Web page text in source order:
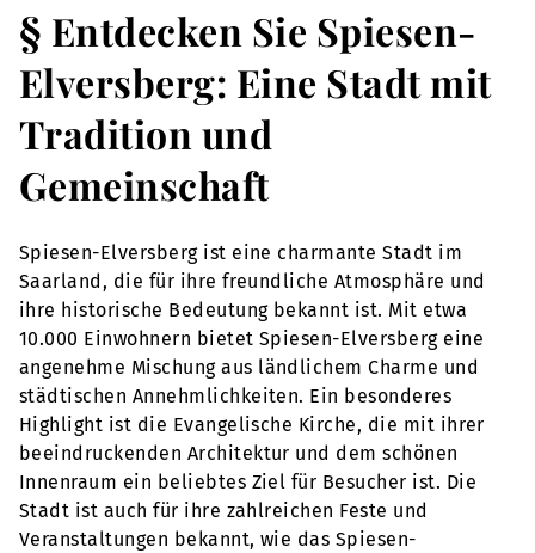
§ Entdecken Sie Spiesen-
Elversberg: Eine Stadt mit
Tradition und
Gemeinschaft
Spiesen-Elversberg ist eine charmante Stadt im
Saarland, die für ihre freundliche Atmosphäre und
ihre historische Bedeutung bekannt ist. Mit etwa
10.000 Einwohnern bietet Spiesen-Elversberg eine
angenehme Mischung aus ländlichem Charme und
städtischen Annehmlichkeiten. Ein besonderes
Highlight ist die Evangelische Kirche, die mit ihrer
beeindruckenden Architektur und dem schönen
Innenraum ein beliebtes Ziel für Besucher ist. Die
Stadt ist auch für ihre zahlreichen Feste und
Veranstaltungen bekannt, wie das Spiesen-